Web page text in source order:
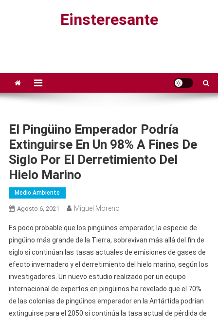
Einsteresante
El Pingüino Emperador Podría
Extinguirse En Un 98% A Fines De
Siglo Por El Derretimiento Del
Hielo Marino
Medio Ambiente
Agosto 6, 2021 Miguel Moreno
Es poco probable que los pingüinos emperador, la especie de
pingüino más grande de la Tierra, sobrevivan más allá del fin de
siglo si continúan las tasas actuales de emisiones de gases de
efecto invernadero y el derretimiento del hielo marino, según los
investigadores. Un nuevo estudio realizado por un equipo
internacional de expertos en pingüinos ha revelado que el 70%
de las colonias de pingüinos emperador en la Antártida podrían
extinguirse para el 2050 si continúa la tasa actual de pérdida de